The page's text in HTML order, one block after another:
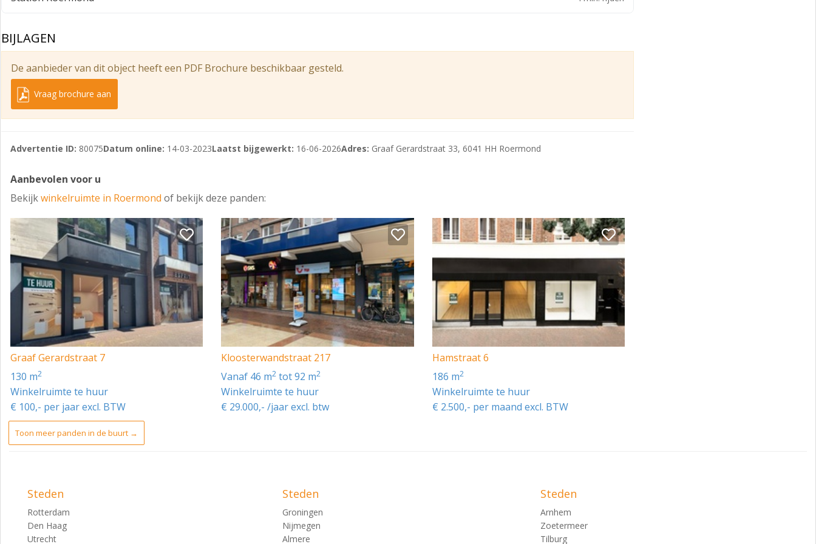
BIJLAGEN
De aanbieder van dit object heeft een PDF Brochure beschikbaar gesteld.
Vraag brochure aan
Advertentie ID: 80075Datum online: 14-03-2023Laatst bijgewerkt: 16-06-2026Adres: Graaf Gerardstraat 33, 6041 HH Roermond
Aanbevolen voor u
Bekijkwinkelruimte in Roermond of bekijk deze panden:
Graaf Gerardstraat 7
130 m2
Winkelruimte te huur
€ 100,- per jaar excl. BTW
Kloosterwandstraat 217
vanaf 46 m2 tot 92 m2
Winkelruimte te huur
€ 29.000,- /jaar excl. btw
Hamstraat 6
186 m2
Winkelruimte te huur
€ 2.500,- per maand excl. BTW
Toon meer panden in de buurt →
Steden
Rotterdam
Den Haag
Utrecht
Steden
Groningen
Nijmegen
Almere
Steden
Arnhem
Zoetermeer
Tilburg